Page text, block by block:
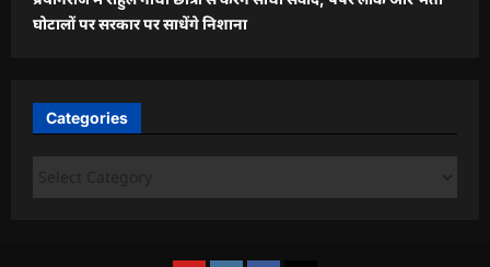
घोटालों पर सरकार पर साधेंगे निशाना
Categories